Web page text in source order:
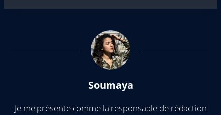
Soumaya
Je me présente comme la responsable de rédaction